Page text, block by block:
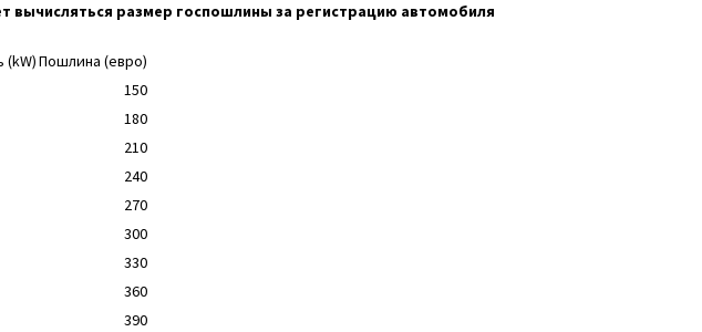
вычисляться размер госпошлины за регистрацию автомобиля
Пошлина (евро)
150
180
210
240
270
300
330
360
390